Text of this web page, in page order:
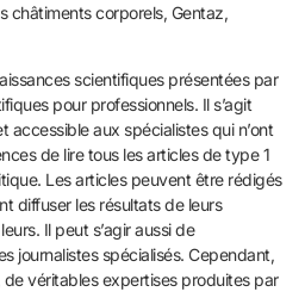
châtiments corporels, Gentaz,
scientifiques présentées par
pour professionnels. Il s’agit
accessible aux spécialistes qui n’ont
de lire tous les articles de type 1
Les articles peuvent être rédigés
diffuser les résultats de leurs
Il peut s’agir aussi de
journalistes spécialisés. Cependant,
de véritables expertises produites par